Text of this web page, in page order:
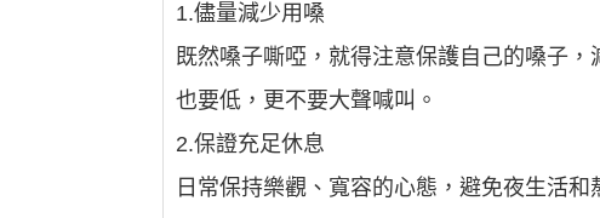
1.儘量減少用嗓
既然嗓子嘶啞，就得注意保護自己的嗓子
也要低，更不要大聲喊叫。
2.保證充足休息
日常保持樂觀、寬容的心態，避免夜生活